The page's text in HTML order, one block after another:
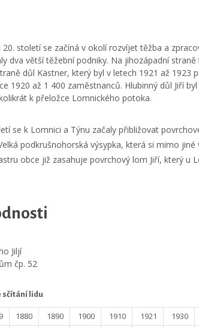
století se začíná v okolí rozvíjet těžba a
dva větší těžební podniky. Na jihozápadní
důl Kästner, který byl v letech 1921 až 1923
1920 až 1 400 zaměstnanců. Hlubinný důl Jiří
k přeložce Lomnického potoka.
se k Lomnici a Týnu začaly přibližovat
podkrušnohorská výsypka, která si mimo
obce již zasahuje povrchový lom Jiří, který u
Jiljí
čp. 52
sčítání lidu
1880 1890 1900 1910 1921 1930